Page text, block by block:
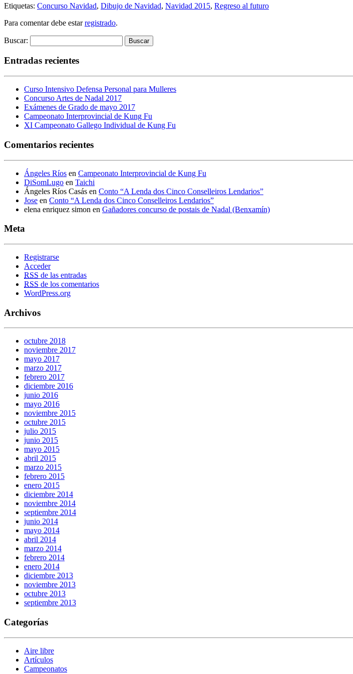
Etiquetas: Concurso Navidad, Dibujo de Navidad, Navidad 2015, Regreso al futuro
Para comentar debe estarregistrado.
Buscar:
Entradas recientes
Curso Intensivo Defensa Personal para Mulleres
Concurso Artes de Nadal 2017
Exámenes de Grado de mayo 2017
Campeonato Interprovincial de Kung Fu
XI Campeonato Gallego Individual de Kung Fu
Comentarios recientes
Ángeles Ríos en Campeonato Interprovincial de Kung Fu
DiSomLugo en Taichi
Ángeles Ríos Casás en Conto “A Lenda dos Cinco Conselleiros Lendarios”
Jose en Conto “A Lenda dos Cinco Conselleiros Lendarios”
elena enriquez simon en Gañadores concurso de postais de Nadal (Benxamín)
Meta
Registrarse
Acceder
RSS de las entradas
RSS de los comentarios
WordPress.org
Archivos
octubre 2018
noviembre 2017
mayo 2017
marzo 2017
febrero 2017
diciembre 2016
junio 2016
mayo 2016
noviembre 2015
octubre 2015
julio 2015
junio 2015
mayo 2015
abril 2015
marzo 2015
febrero 2015
enero 2015
diciembre 2014
noviembre 2014
septiembre 2014
junio 2014
mayo 2014
abril 2014
marzo 2014
febrero 2014
enero 2014
diciembre 2013
noviembre 2013
octubre 2013
septiembre 2013
Categorías
Aire libre
Artículos
Campeonatos